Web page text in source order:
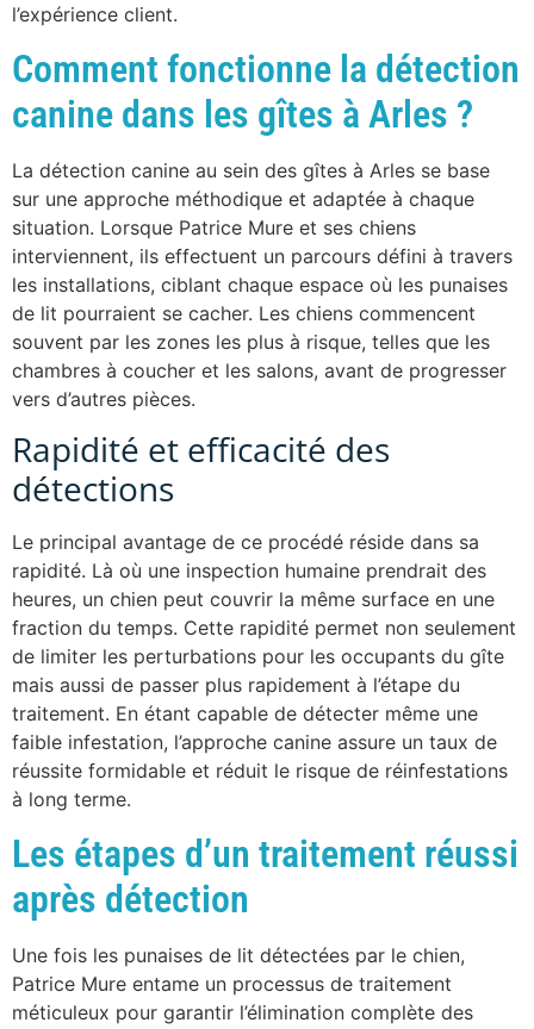
l’expérience client.
Comment fonctionne la détection
canine dans les gîtes à Arles ?
La détection canine au sein des gîtes à Arles se base
sur une approche méthodique et adaptée à chaque
situation. Lorsque Patrice Mure et ses chiens
interviennent, ils effectuent un parcours défini à travers
les installations, ciblant chaque espace où les punaises
de lit pourraient se cacher. Les chiens commencent
souvent par les zones les plus à risque, telles que les
chambres à coucher et les salons, avant de progresser
vers d’autres pièces.
Rapidité et efficacité des
détections
Le principal avantage de ce procédé réside dans sa
rapidité. Là où une inspection humaine prendrait des
heures, un chien peut couvrir la même surface en une
fraction du temps. Cette rapidité permet non seulement
de limiter les perturbations pour les occupants du gîte
mais aussi de passer plus rapidement à l’étape du
traitement. En étant capable de détecter même une
faible infestation, l’approche canine assure un taux de
réussite formidable et réduit le risque de réinfestations
à long terme.
Les étapes d’un traitement réussi
après détection
Une fois les punaises de lit détectées par le chien,
Patrice Mure entame un processus de traitement
méticuleux pour garantir l’élimination complète des